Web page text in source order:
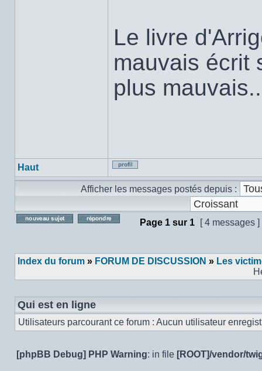
Le livre
mauvais écrit
plus
Haut
Profil
Afficher les messages postés depuis :
Page 1 sur 1 [ 4 messages ]
Index du forum » FORUM DE DISCUSSION » Les
Qui est en ligne
Utilisateurs parcourant ce forum : Aucun utilisateur
[phpBB Debug] PHP Warning: in file [ROOT]/vendor/